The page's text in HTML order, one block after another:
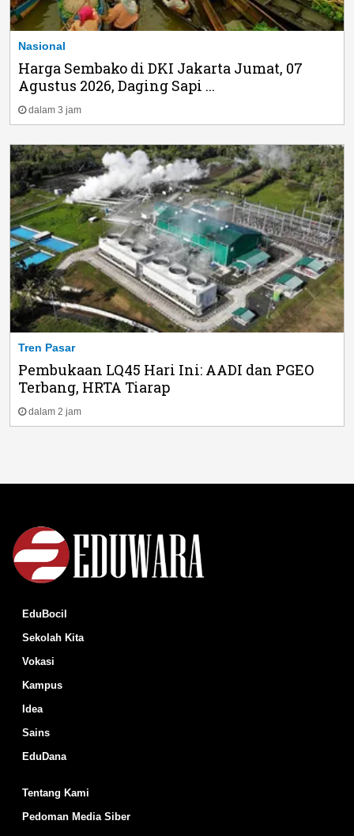
Nasional
Harga Sembako di DKI Jakarta Jumat, 07
Agustus 2026, Daging Sapi ...
dalam 3 jam
Tren Pasar
Pembukaan LQ45 Hari Ini: AADI dan PGEO
Terbang, HRTA Tiarap
dalam 2 jam
EduBocil
Sekolah Kita
Vokasi
Kampus
Idea
Sains
EduDana
Tentang Kami
Pedoman Media Siber